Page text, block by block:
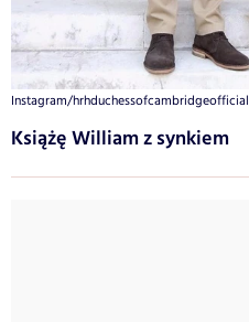
Instagram/hrhduchessofcambridgeofficial
Książę William z synkiem